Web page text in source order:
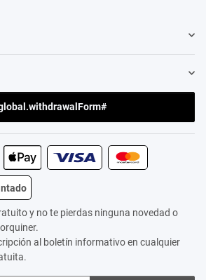
y no te pierdas ninguna novedad o
al boletín informativo en cualquier